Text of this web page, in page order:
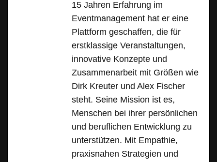
15 Jahren Erfahrung im
Eventmanagement hat er eine
Plattform geschaffen, die für
erstklassige Veranstaltungen,
innovative Konzepte und
Zusammenarbeit mit Größen wie
Dirk Kreuter und Alex Fischer
steht. Seine Mission ist es,
Menschen bei ihrer persönlichen
und beruflichen Entwicklung zu
unterstützen. Mit Empathie,
praxisnahen Strategien und